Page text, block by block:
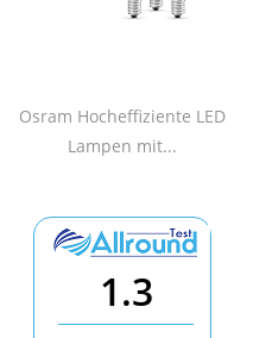
Osram Hocheffiziente LED
Lampen mit...
1.3